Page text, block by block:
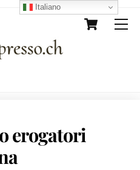
Cart
erogatori
Italiano